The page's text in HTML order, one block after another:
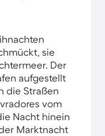
sie
Der
aufgestellt
die Straßen
vom
Nacht hinein
Marktnacht